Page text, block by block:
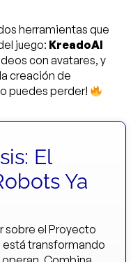
herramientas que
juego: KreadoAI
con avatares, y
creación de
puedes perder!
El
Ya
sobre el Proyecto
está transformando